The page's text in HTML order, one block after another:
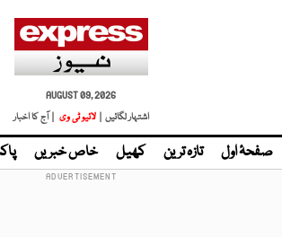
AUGUST 09, 2026
اشتہار لگائیں |
لائیو ٹی وی | آج کا اخبار
صفحۂ اول تازہ ترین کھیل خاص خبریں